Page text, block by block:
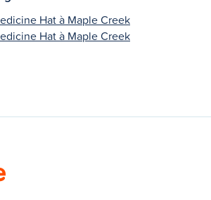
Hat à Maple Creek
Hat à Maple Creek